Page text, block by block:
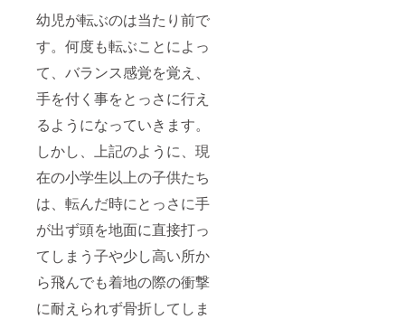
幼児が転ぶのは当たり前で
す。何度も転ぶことによっ
て、バランス感覚を覚え、
手を付く事をとっさに行え
るようになっていきます。
しかし、上記のように、現
在の小学生以上の子供たち
は、転んだ時にとっさに手
が出ず頭を地面に直接打っ
てしまう子や少し高い所か
ら飛んでも着地の際の衝撃
に耐えられず骨折してしま